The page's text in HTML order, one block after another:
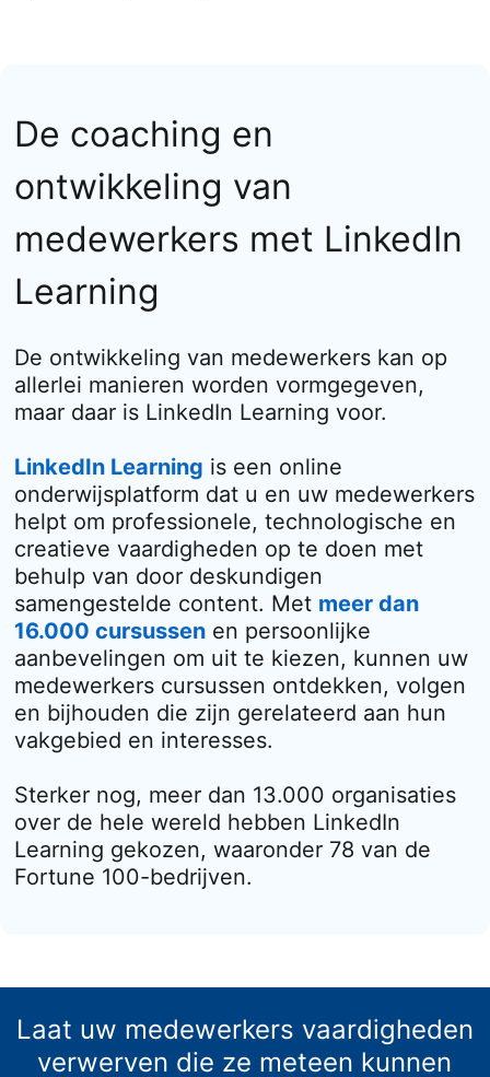
De coaching en
ontwikkeling van
medewerkers met LinkedIn
Learning
De ontwikkeling van medewerkers kan op
allerlei manieren worden vormgegeven,
maar daar is LinkedIn Learning voor.
LinkedIn Learning is een online
onderwijsplatform dat u en uw medewerkers
helpt om professionele, technologische en
creatieve vaardigheden op te doen met
behulp van door deskundigen
samengestelde content. Met meer dan
16.000 cursussen en persoonlijke
aanbevelingen om uit te kiezen, kunnen uw
medewerkers cursussen ontdekken, volgen
en bijhouden die zijn gerelateerd aan hun
vakgebied en interesses.
Sterker nog, meer dan 13.000 organisaties
over de hele wereld hebben LinkedIn
Learning gekozen, waaronder 78 van de
Fortune 100-bedrijven.
Laat uw medewerkers vaardigheden
verwerven die ze meteen kunnen